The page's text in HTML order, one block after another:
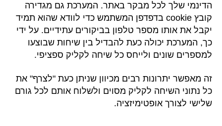
הדינמי שלך לכל מבקר באתר. המערכת גם מגדירה
קובץ cookie בדפדפן המשתמש כדי לוודא שהוא תמיד
יקבל את אותו מספר טלפון בביקורים עתידיים. על ידי
כך, המערכת יכולה כעת להבדיל בין שיחות שבוצעו
למספרים שונים ולייחס כל שיחה לקליק ספציפי.
זה מאפשר יתרונות רבים מכיוון שניתן כעת "לצרף" את
כל נתוני השיחה לקליק מסוים ולשלוח אותם לכל גורם
שלישי לצורך אופטימיזציה.